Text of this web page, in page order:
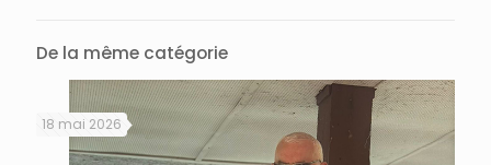
De la même catégorie
18 mai 2026